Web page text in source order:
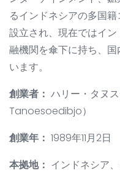
るインドネシアの多国
設立され、現在ではイ
融機関を傘下に持ち、
います。
創業者： ハリー・タヌ
Tanoesoedibjo）
創業年： 1989年11月2日
本拠地： インドネシア